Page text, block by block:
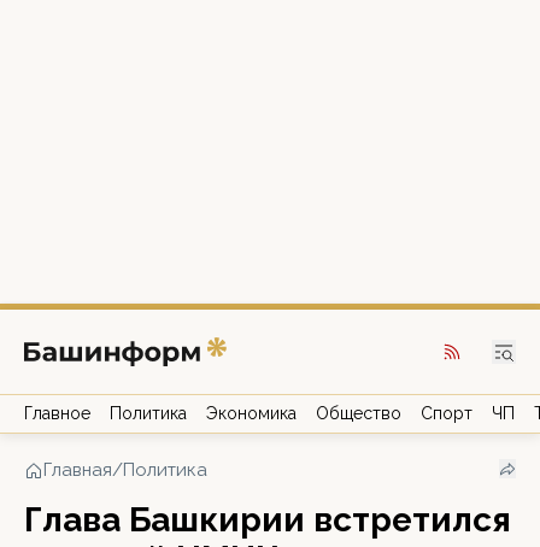
Главное Политика Экономика Общество Спорт ЧП
Главная/Политика
Глава Башкирии встретился